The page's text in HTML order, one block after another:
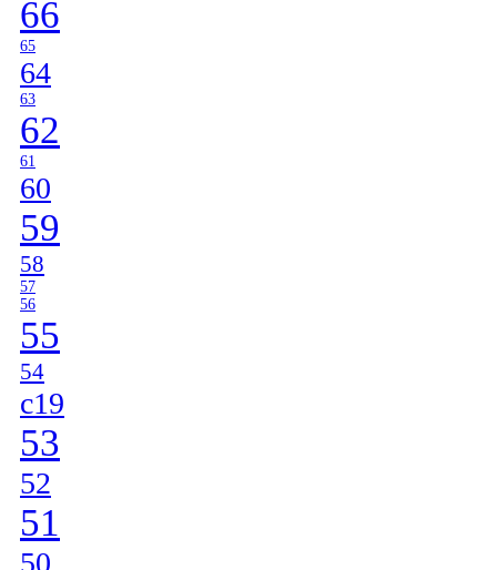
66
65
64
63
62
61
60
59
58
57
56
55
54
c19
53
52
51
50